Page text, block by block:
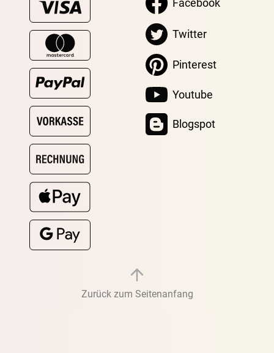
Facebook
Twitter
Pinterest
Youtube
Blogspot
Zurück zum Seitenanfang